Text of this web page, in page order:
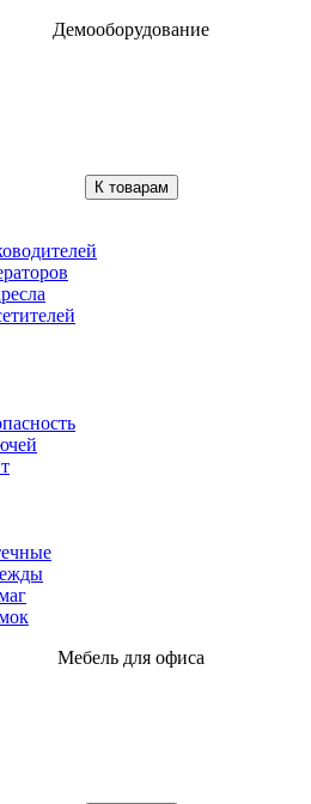
Демооборудование
К товарам
Мебель для офиса